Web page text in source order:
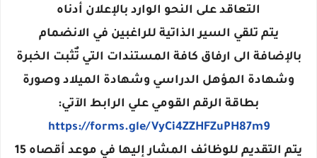
التعاقد على النحو الوارد بالإعلان أدناه
يتم تلقي السير الذاتية للراغبين في الانضمام
بالإضافة الى ارفاق كافة المستندات التي تٌثبت الخبرة
وشهادة المؤهل الدراسي وشهادة الميلاد وصورة
بطاقة الرقم القومي علي الرابط الآتي:
https://forms.gle/VyCi4ZZHFZuPH87m9
يتم التقديم للوظائف المشار إليها في موعد أقصاه 15